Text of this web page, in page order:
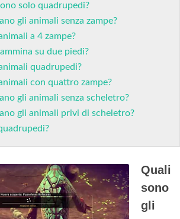
solo quadrupedi?
gli animali senza zampe?
a 4 zampe?
su due piedi?
quadrupedi?
con quattro zampe?
gli animali senza scheletro?
gli animali privi di scheletro?
Quali
sono
gli